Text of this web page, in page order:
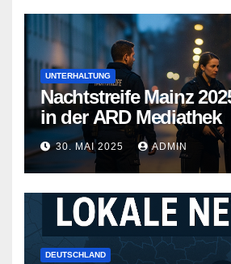
UNTERHALTUNG
Nachtstreife Mainz
in der ARD Mediathek
30. MAI 2025 ADMIN
DEUTSCHLAND